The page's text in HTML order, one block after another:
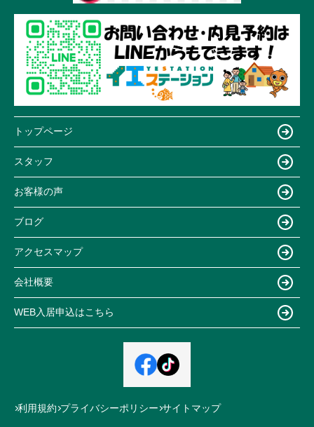
トップページ
スタッフ
お客様の声
ブログ
アクセスマップ
会社概要
WEB入居申込はこちら
利用規約 プライバシーポリシー サイトマップ